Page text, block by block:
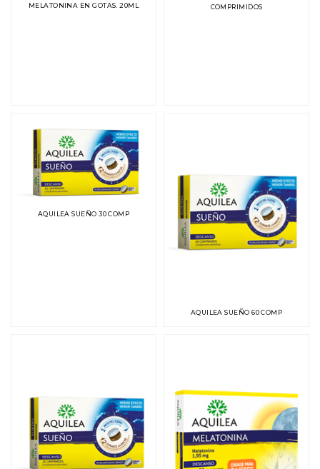
MELATONINA EN GOTAS. 20ML
COMPRIMIDOS
AQUILEA SUEÑO 30 COMP
AQUILEA SUEÑO 60 COMP